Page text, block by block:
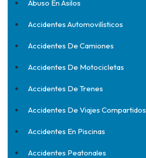
Abuso En Asilos
Accidentes Automovilísticos
Accidentes De Camiones
Accidentes De Motocicletas
Accidentes De Trenes
Accidentes De Viajes Compartidos
Accidentes En Piscinas
Accidentes Peatonales